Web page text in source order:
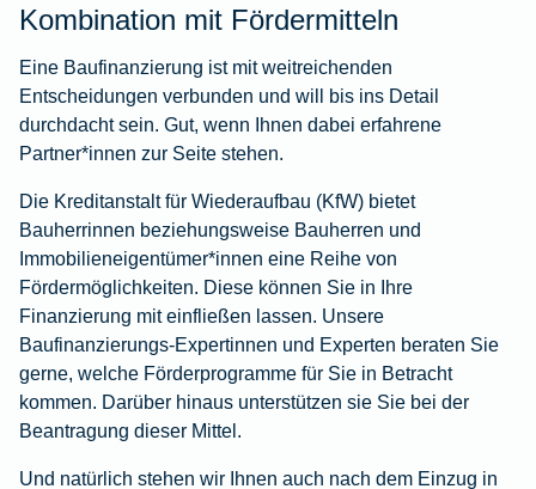
Kombination mit Fördermitteln
Eine Baufinanzierung ist mit weitreichenden
Entscheidungen verbunden und will bis ins Detail
durchdacht sein. Gut, wenn Ihnen dabei erfahrene
Partner*innen zur Seite stehen.
Die Kreditanstalt für Wiederaufbau (KfW) bietet
Bauherrinnen beziehungsweise Bauherren und
Immobilieneigentümer*innen eine Reihe von
Fördermöglichkeiten. Diese können Sie in Ihre
Finanzierung mit einfließen lassen. Unsere
Baufinanzierungs-Expertinnen und Experten beraten Sie
gerne, welche Förderprogramme für Sie in Betracht
kommen. Darüber hinaus unterstützen sie Sie bei der
Beantragung dieser Mittel.
Und natürlich stehen wir Ihnen auch nach dem Einzug in